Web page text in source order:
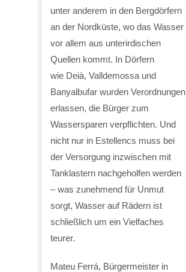
unter anderem in den Bergdörfern
an der Nordküste, wo das Wasser
vor allem aus unterirdischen
Quellen kommt. In Dörfern
wie Deià, Valldemossa und
Banyalbufar wurden Verordnungen
erlassen, die Bürger zum
Wassersparen verpflichten. Und
nicht nur in Estellencs muss bei
der Versorgung inzwischen mit
Tanklastern nachgeholfen werden
– was zunehmend für Unmut
sorgt, Wasser auf Rädern ist
schließlich um ein Vielfaches
teurer.
Mateu Ferrá, Bürgermeister in